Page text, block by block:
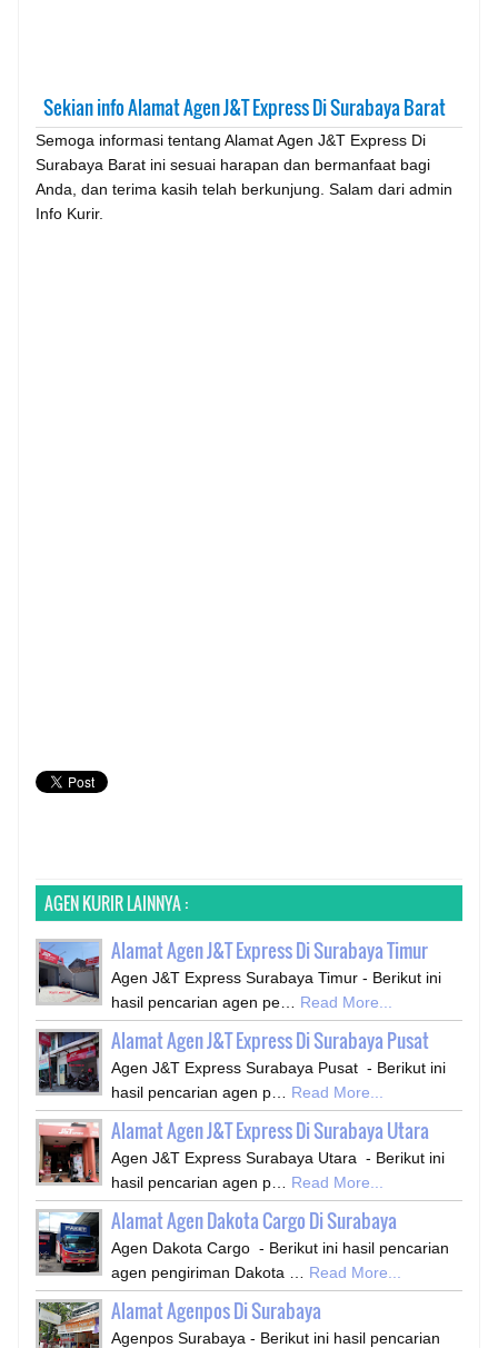
Sekian info Alamat Agen J&T Express Di Surabaya Barat
Semoga informasi tentang Alamat Agen J&T Express Di
Surabaya Barat ini sesuai harapan dan bermanfaat bagi
Anda, dan terima kasih telah berkunjung. Salam dari admin
Info Kurir.
AGEN KURIR LAINNYA :
Alamat Agen J&T Express Di Surabaya Timur
Agen J&T Express Surabaya Timur - Berikut ini
hasil pencarian agen pe…
Read More...
Alamat Agen J&T Express Di Surabaya Pusat
Agen J&T Express Surabaya Pusat - Berikut ini
hasil pencarian agen p…
Read More...
Alamat Agen J&T Express Di Surabaya Utara
Agen J&T Express Surabaya Utara - Berikut ini
hasil pencarian agen p…
Read More...
Alamat Agen Dakota Cargo Di Surabaya
Agen Dakota Cargo - Berikut ini hasil pencarian
agen pengiriman Dakota …
Read More...
Alamat Agenpos Di Surabaya
Agenpos Surabaya - Berikut ini hasil pencarian